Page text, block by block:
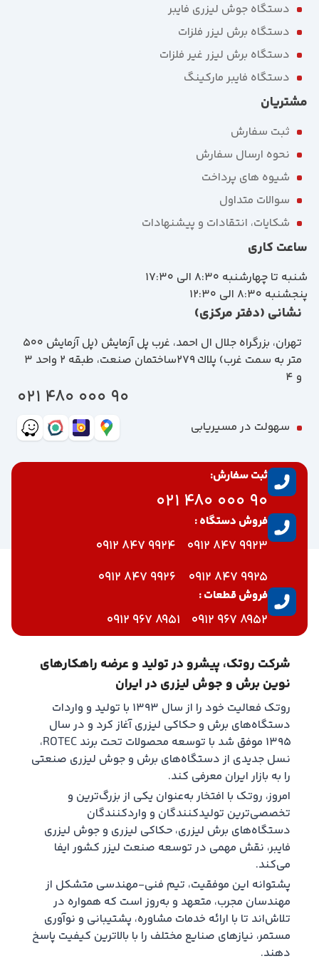
دستگاه جوش لیزری فایبر
دستگاه برش لیزر فلزات
دستگاه برش لیزر غیر فلزات
دستگاه فایبر مارکینگ
مشتریان
ثبت سفارش
نحوه ارسال سفارش
شیوه های پرداخت
سوالات متداول
شکایات، انتقادات و پیشنهادات
ساعت کاری
شنبه تا چهارشنبه 8:30 الی 17:30
پنجشنبه 8:30 الی 12:30
نشانی (دفتر مرکزی)
تهران، بزرگراه جلال ال احمد، غرب پل آزمايش (پل آزمايش ٥٠٠
متر به سمت غرب) پلاك 279ساختمان صنعت، طبقه 2 واحد 3
و 4
90 000 480 021
سهولت در مسیریابی
ثبت سفارش:
90 000 480 021
فروش دستگاه :
9923 847 0912
9924 847 0912
9925 847 0912
9926 847 0912
فروش قطعات :
8952 967 0912
8951 967 0912
شرکت روتک، پیشرو در تولید و عرضه راهکارهای
نوین برش و جوش لیزری در ایران
روتک فعالیت خود را از سال ۱۳۹۳ با تولید و واردات
دستگاه‌های برش و حکاکی لیزری آغاز کرد و در سال
۱۳۹۵ موفق شد با توسعه محصولات تحت برند ROTEC،
نسل جدیدی از دستگاه‌های برش و جوش لیزری صنعتی
را به بازار ایران معرفی کند.
امروز، روتک با افتخار به‌عنوان یکی از بزرگ‌ترین و
تخصصی‌ترین تولیدکنندگان و واردکنندگان
دستگاه‌های برش لیزری، حکاکی لیزری و جوش لیزری
فایبر، نقش مهمی در توسعه صنعت لیزر کشور ایفا
می‌کند.
پشتوانه این موفقیت، تیم فنی-مهندسی متشکل از
مهندسان مجرب، متعهد و به‌روز است که همواره در
تلاش‌اند تا با ارائه خدمات مشاوره، پشتیبانی و نوآوری
مستمر، نیازهای صنایع مختلف را با بالاترین کیفیت پاسخ
دهند.